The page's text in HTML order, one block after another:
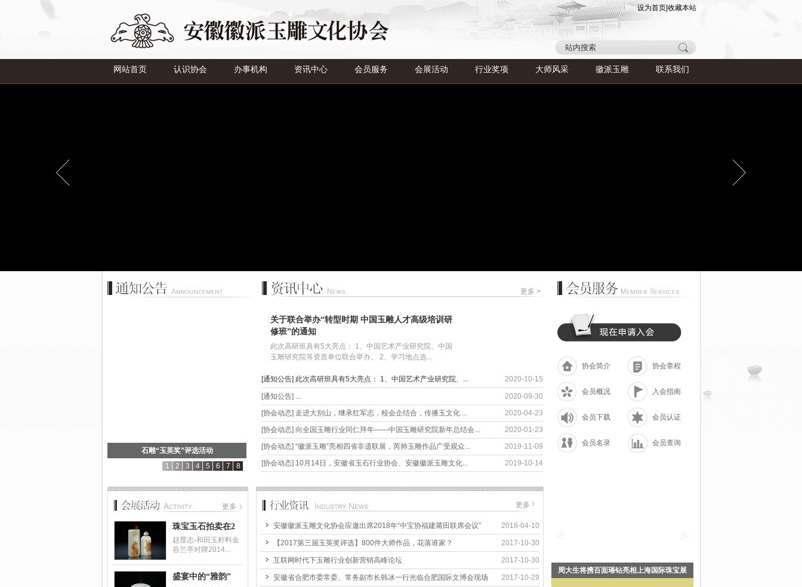
设为首页 收藏本站
网站首页 认识协会 办事机构 资讯中心 会员服务 会展活动 行业奖项 大师风采 徽派玉雕 联系我们
1 2 3 4 5 6 7 8
动通知
更多 >
关于联合举办“转型时期 中国玉雕人才高级培训研
修班”的通知
此次高研班具有5大亮点： 1、中国艺术产业研究院、中国
玉雕研究院等资质单位联合举办。 2、学习地点选...
[通知公告] 此次高研班具有5大亮点： 1、中国艺术产业研究院、... 2020-10-15
[通知公告] ...
2020-09-30
[协会动态] 走进大别山，继承红军志，校会企结合，传播玉文化 ...
2020-04-23
[协会动态] 向全国玉雕行业同仁拜年——中国玉雕研究院新年总结会...
2020-01-23
[协会动态] “徽派玉雕”亮相四省非遗联展，芮帅玉雕作品广受观众...
2019-11-09
[协会动态] 10月14日，安徽省玉石行业协会、安徽徽派玉雕文化...
2019-10-14
协会简介 协会章程
会员概况 入会指南
会员下载 会员认证
会员名录 会员查询
更多
珠宝玉石拍卖在2
赵显志-和田玉籽料金
谷兰亭对牌2014...
盛宴中的“雅韵”
更多
安徽徽派玉雕文化协会应邀出席2018年“中宝协福建莆田联席会议” 2018-04-10
【2017第三届玉英奖评选】800件大师作品，花落谁家？ 2017-10-30
互联网时代下玉雕行业创新营销高峰论坛 2017-10-30
安徽省合肥市委常委、常务副市长韩冰一行光临合肥国际文博会现场 2017-10-29
珠宝玉石拍卖在2014年春拍中爆发